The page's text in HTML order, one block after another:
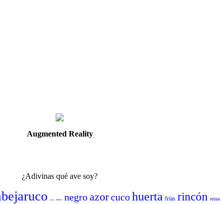
Augmented Reality
¿Adivinas qué ave soy?
sisón mito negroazorcucohuerta frías rincón reina